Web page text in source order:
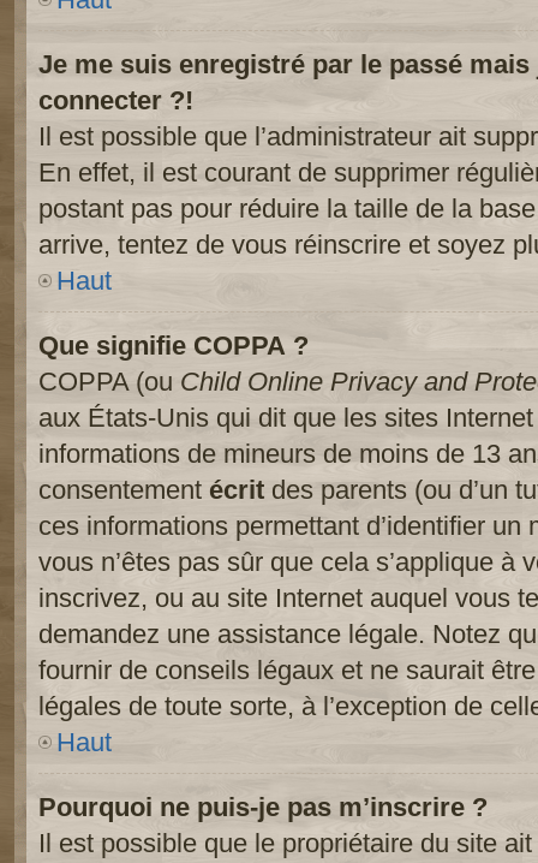
Je me suis enregistré par le passé
connecter ?!
Il est possible que l’administrateur ait
En effet, il est courant de supprimer
postant pas pour réduire la taille de la
arrive, tentez de vous réinscrire et soyez
Haut
Que signifie COPPA ?
COPPA (ou Child Online Privacy and
aux États-Unis qui dit que les sites
informations de mineurs de moins de 13
consentement écrit des parents (ou d’un
ces informations permettant d’identifier
vous n’êtes pas sûr que cela s’applique à
inscrivez, ou au site Internet auquel vous
demandez une assistance légale. Notez
fournir de conseils légaux et ne saurait
légales de toute sorte, à l’exception de
Haut
Pourquoi ne puis-je pas m’inscrire ?
Il est possible que le propriétaire du site